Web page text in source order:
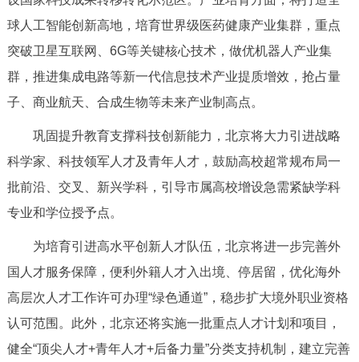
球人工智能创新高地，培育世界级医药健康产业集群，重点
突破卫星互联网、6G等关键核心技术，做优机器人产业集
群，推进集成电路等新一代信息技术产业提质增效，抢占量
子、商业航天、合成生物等未来产业制高点。
巩固提升教育支撑科技创新能力，北京将大力引进战略
科学家、科技领军人才及青年人才，鼓励高校超常规布局一
批前沿、交叉、新兴学科，引导市属高校增设急需紧缺学科
专业和学位授予点。
为培育引进高水平创新人才队伍，北京将进一步完善外
国人才服务保障，便利外籍人才入出境、停居留，优化海外
高层次人才工作许可办理“绿色通道”，稳步扩大境外职业资格
认可范围。此外，北京还将实施一批重点人才计划和项目，
健全“顶尖人才+青年人才+后备力量”分类支持机制，建立完善